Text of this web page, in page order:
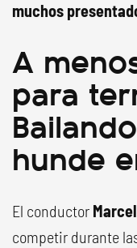
muchos
A
para
hunde
El conductor
competir durante